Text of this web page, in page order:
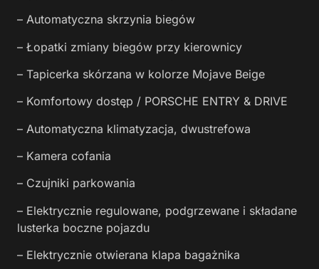
– Automatyczna skrzynia biegów
– Łopatki zmiany biegów przy kierownicy
– Tapicerka skórzana w kolorze Mojave Beige
– Komfortowy dostęp / PORSCHE ENTRY & DRIVE
– Automatyczna klimatyzacja, dwustrefowa
– Kamera cofania
– Czujniki parkowania
– Elektrycznie regulowane, podgrzewane i składane
lusterka boczne pojazdu
– Elektrycznie otwierana klapa bagażnika